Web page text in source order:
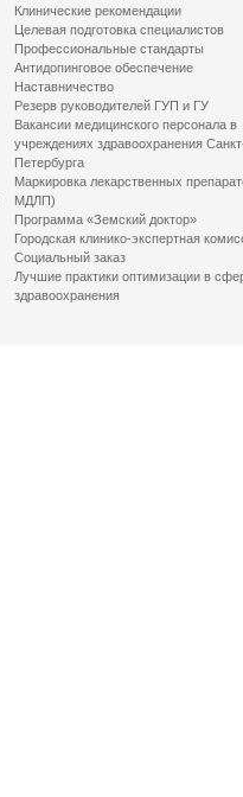
Клинические рекомендации
Целевая подготовка специалистов
Профессиональные стандарты
Антидопинговое обеспечение
Наставничество
Резерв руководителей ГУП и ГУ
Вакансии медицинского персонала в
учреждениях здравоохранения
Петербурга
Маркировка лекарственных
МДЛП)
Программа «Земский доктор»
Городская клинико-экспертная
Социальный заказ
Лучшие практики оптимизации в
здравоохранения